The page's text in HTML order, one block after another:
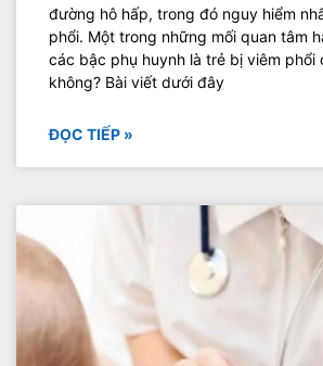
đường hô hấp, trong đó nguy hiểm
phổi. Một trong những mối quan tâm
các bậc phụ huynh là trẻ bị viêm phổi
không? Bài viết dưới đây
ĐỌC TIẾP »